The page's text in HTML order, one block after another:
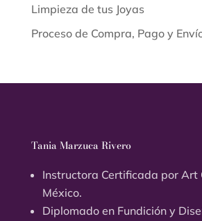
Limpieza de tus Joyas
Proceso de Compra, Pago y
Tania Marzuca Rivero
Instructora Certificada por Art
México.
Diplomado en Fundición y